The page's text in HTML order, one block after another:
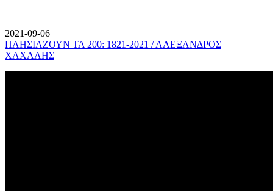
2021-09-06
ΠΛΗΣΙΑΖΟΥΝ ΤΑ 200: 1821-2021 / ΑΛΕΞΑΝΔΡΟΣ
ΧΑΧΑΛΗΣ